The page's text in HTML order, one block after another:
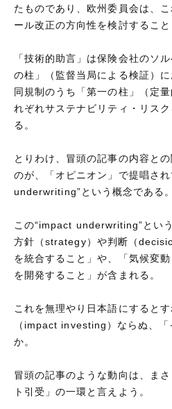
たものであり、欧州委員会は、
ール改正の方向性を検討すること
「技術的助言」は保険会社のソ
の柱」（監督当局による検証）
同規制のうち「第一の柱」（定
れぞれサステナビリティ・リス
る。
とりわけ、冒頭の記事の内容と
のが、「オピニオン」で提唱さ
underwriting”という概念である。
この“impact underwriting”とい
方針（strategy）や判断（
を統合すること」や、「気候変
を開発すること」が含まれる。
これを無理やり日本語にすると
（impact investing）ならぬ、「
か。
冒頭の記事のような動向は、ま
ト引受」の一環と言えよう。